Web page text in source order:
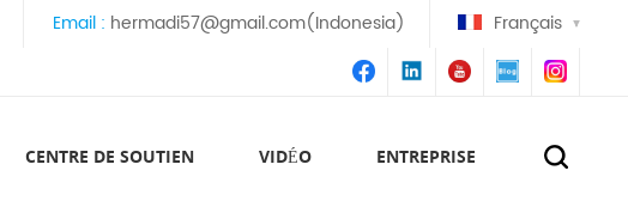
Email : hermadi57@gmail.com(Indonesia) Français
CENTRE DE SOUTIEN VIDÉO ENTREPRISE